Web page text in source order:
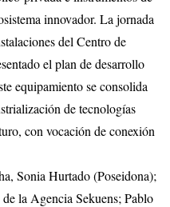
innovador. La jornada
del Centro de
el plan de desarrollo
equipamiento se consolida
de tecnologías
con vocación de conexión
Sonia Hurtado (Poseidona);
la Agencia Sekuens; Pablo